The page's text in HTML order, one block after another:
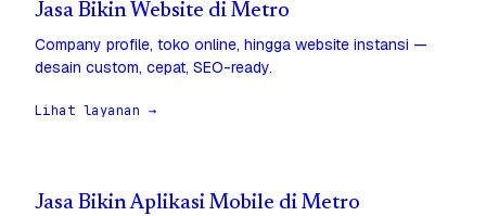
Jasa Bikin Website di Metro
Company profile, toko online, hingga website instansi —
desain custom, cepat, SEO-ready.
Lihat layanan →
Jasa Bikin Aplikasi Mobile di Metro